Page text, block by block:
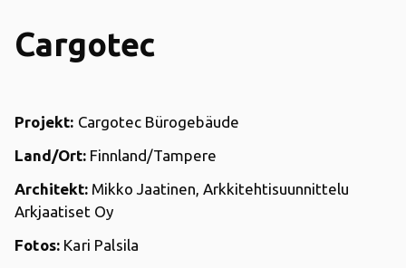
Cargotec
Projekt: Cargotec Bürogebäude
Land/Ort: Finnland/Tampere
Architekt: Mikko Jaatinen, Arkkitehtisuunnittelu
Arkjaatiset Oy
Fotos: Kari Palsila